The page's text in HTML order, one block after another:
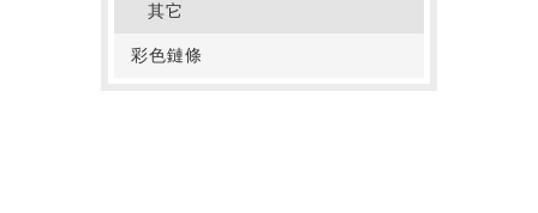
其它
彩色鏈條